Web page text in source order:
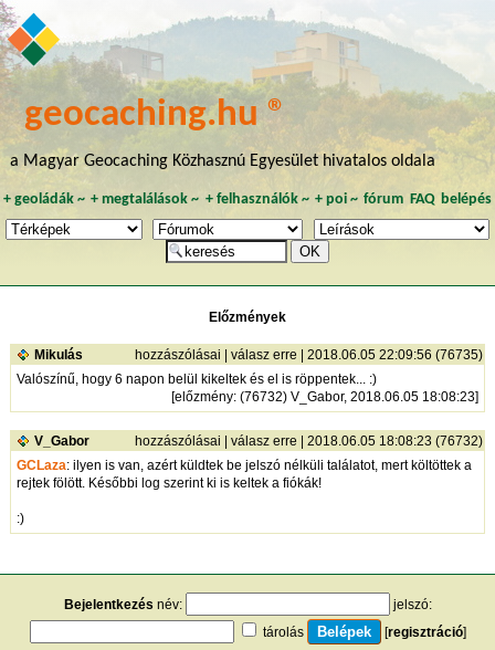
geocaching.hu ®
a Magyar Geocaching Közhasznú Egyesület hivatalos oldala
+ geoládák~ +megtalálások ~ + felhasználók~ + poi~ fórum FAQ belépés
Előzmények
Mikulás hozzászólásai | válasz erre | 2018.06.05 22:09:56 (76735)
Valószínű, hogy 6 napon belül kikeltek és el is röppentek... :)
[előzmény: (76732) V_Gabor, 2018.06.05 18:08:23]
V_Gabor hozzászólásai | válasz erre | 2018.06.05 18:08:23 (76732)
GCLaza: ilyen is van, azért küldtek be jelszó nélküli találatot, mert költöttek a
rejtek fölött. Későbbi log szerint ki is keltek a fiókák!
:)
Bejelentkezés név:
jelszó:
tárolás
[regisztráció]